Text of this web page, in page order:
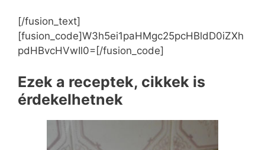
[/fusion_text]
[fusion_code]W3h5ei1paHMgc25pcHBldD0iZXh
pdHBvcHVwIl0=[/fusion_code]
Ezek a receptek, cikkek is
érdekelhetnek